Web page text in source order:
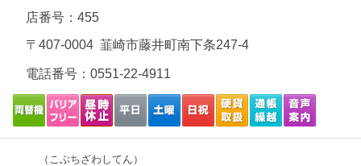
店番号：455
〒407-0004 韮崎市藤井町南下条247-4
電話番号： 0551-22-4911
（こぶちざわしてん）